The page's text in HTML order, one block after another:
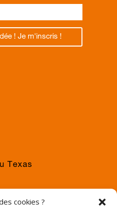
cookies ?
! Je m'inscris !
Texas